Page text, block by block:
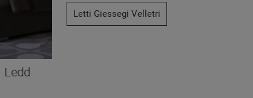
Ledd
Letti Giessegi Velletri